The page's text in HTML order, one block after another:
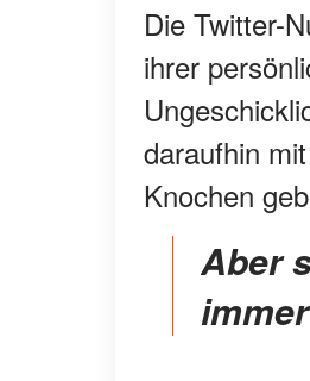
Die Twitter-
ihrer
daraufhin
Knochen
Aber so wie es aussieht, wird sich der Mann für